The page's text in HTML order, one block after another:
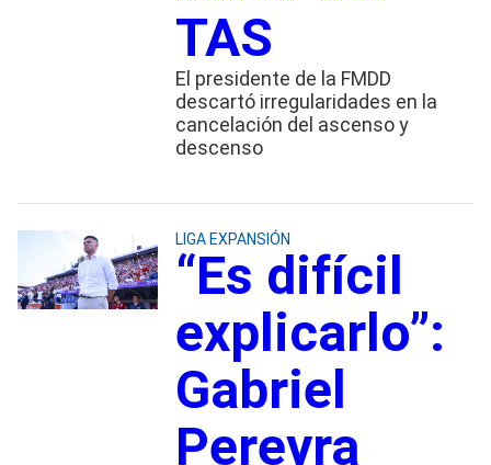
TAS
El presidente de la FMDD
descartó irregularidades en la
cancelación del ascenso y
descenso
LIGA EXPANSIÓN
“Es difícil
explicarlo”:
Gabriel
Pereyra